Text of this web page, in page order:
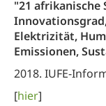
"21 afrikanische
Elektrizität,
Emissionen,
2018. IUFE-
[hier]